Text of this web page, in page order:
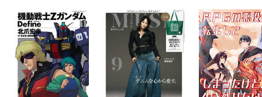
週刊東洋経済 2026/1/24号
880円 (税込)
カート
試し読み
あらすじを表示する